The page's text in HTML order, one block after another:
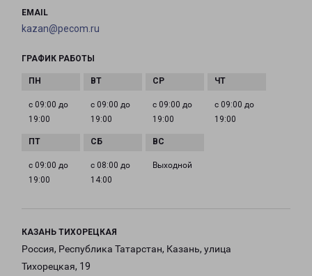
EMAIL
kazan@pecom.ru
ГРАФИК РАБОТЫ
с 09:00 до
19:00
с 09:00 до
19:00
с 09:00 до
19:00
с 09:00 до
19:00
с 09:00 до
19:00
с 08:00 до
14:00
Выходной
КАЗАНЬ ТИХОРЕЦКАЯ
Россия, Республика Татарстан, Казань, улица
Тихорецкая, 19